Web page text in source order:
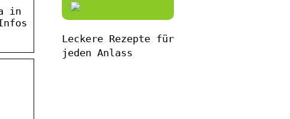
in
Leckere Rezepte für
jeden Anlass